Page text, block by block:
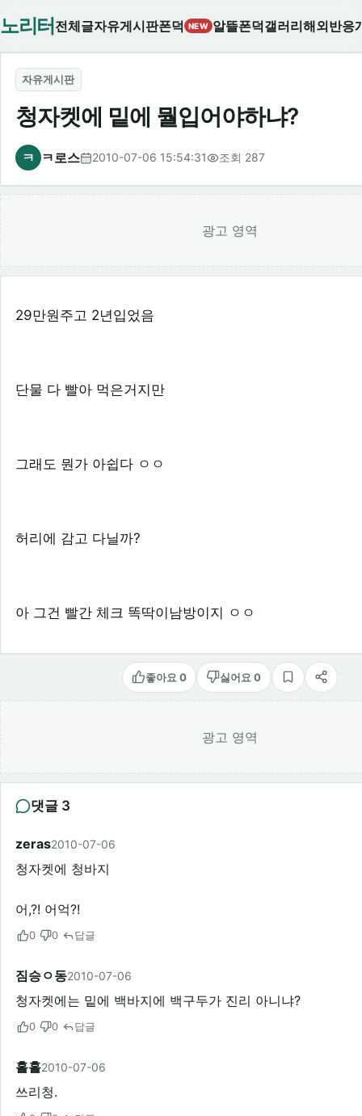
노리터 전체글자유게시판폰덕 NEW 알뜰폰덕갤러리해외반응
자유게시판
청자켓에 밑에 뭘입어야하냐?
ㅋ ㅋ로스 2010-07-06 15:54:31 조회 287
광고 영역
29만원주고 2년입었음
단물 다 빨아 먹은거지만
그래도 뭔가 아쉽다 ㅇㅇ
허리에 감고 다닐까?
아 그건 빨간 체크 똑딱이남방이지 ㅇㅇ
좋아요 0 싫어요 0
스크랩공유
광고 영역
댓글 3
zeras2010-07-06
청자켓에 청바지
어,?! 어억?!
0 0 답글
짐승ㅇ동2010-07-06
청자켓에는 밑에 백바지에 백구두가 진리 아니냐?
0 0 답글
홀홀2010-07-06
쓰리청.